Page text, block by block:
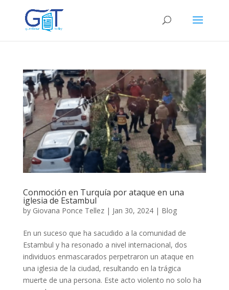
Conmoción en Turquía por ataque en una
iglesia de Estambul
by Giovana Ponce Tellez| Jan 30, 2024| Blog
En un suceso que ha sacudido a la comunidad de
Estambul y ha resonado a nivel internacional, dos
individuos enmascarados perpetraron un ataque en
una iglesia de la ciudad, resultando en la trágica
muerte de una persona. Este acto violento no solo ha